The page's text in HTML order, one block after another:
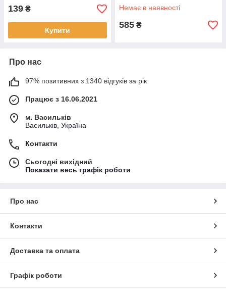
139 ₴
Купити
Немає в наявності
585 ₴
Про нас
97% позитивних з 1340 відгуків за рік
Працює з 16.06.2021
м. Васильків
Васильків, Україна
Контакти
Сьогодні вихідний
Показати весь графік роботи
Про нас
Контакти
Доставка та оплата
Графік роботи